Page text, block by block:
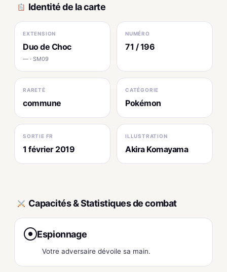
Identité de la carte
EXTENSION
Duo de Choc
— · SM09
NUMÉRO
71 / 196
RARETÉ
commune
CATÉGORIE
Pokémon
SORTIE FR
1 février 2019
ILLUSTRATION
Akira Komayama
Capacités & Statistiques de combat
● Espionnage
Votre adversaire dévoile sa main.